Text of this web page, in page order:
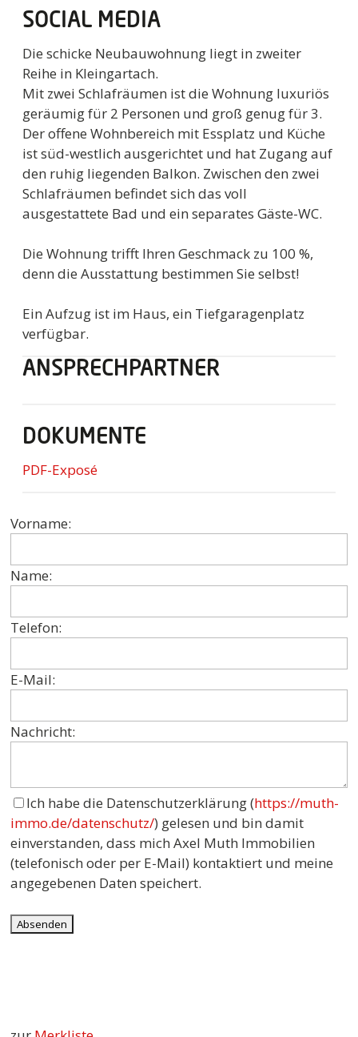
SOCIAL MEDIA
Die schicke Neubauwohnung liegt in zweiter
Reihe in Kleingartach.
Mit zwei Schlafräumen ist die Wohnung luxuriös
geräumig für 2 Personen und groß genug für 3.
Der offene Wohnbereich mit Essplatz und Küche
ist süd-westlich ausgerichtet und hat Zugang auf
den ruhig liegenden Balkon. Zwischen den zwei
Schlafräumen befindet sich das voll
ausgestattete Bad und ein separates Gäste-WC.
Die Wohnung trifft Ihren Geschmack zu 100 %,
denn die Ausstattung bestimmen Sie selbst!
Ein Aufzug ist im Haus, ein Tiefgaragenplatz
verfügbar.
ANSPRECHPARTNER
DOKUMENTE
PDF-Exposé
Vorname:
Name:
Telefon:
E-Mail:
Nachricht:
Ich habe die Datenschutzerklärung (https://muth-
immo.de/datenschutz/) gelesen und bin damit
einverstanden, dass mich Axel Muth Immobilien
(telefonisch oder per E-Mail) kontaktiert und meine
angegebenen Daten speichert.